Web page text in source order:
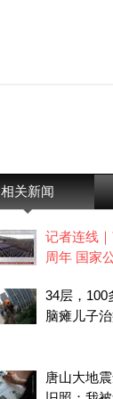
相关新闻
记者连线
周年 国家
34层，100
脑瘫儿子
唐山大地